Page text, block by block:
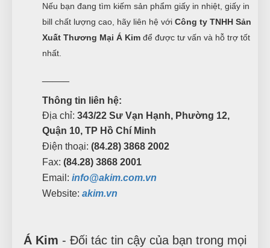
Nếu bạn đang tìm kiếm sản phẩm giấy in nhiệt, giấy in
bill chất lượng cao, hãy liên hệ với Công ty TNHH Sản
Xuất Thương Mại Á Kim để được tư vấn và hỗ trợ tốt
nhất.
Thông tin liên hệ:
Địa chỉ: 343/22 Sư Vạn Hạnh, Phường 12,
Quận 10, TP Hồ Chí Minh
Điện thoại: (84.28) 3868 2002
Fax: (84.28) 3868 2001
Email: info@akim.com.vn
Website: akim.vn
Á Kim - Đối tác tin cậy của bạn trong mọi